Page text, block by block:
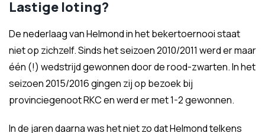
Lastige loting?
De nederlaag van Helmond in het bekertoernooi staat
niet op zichzelf. Sinds het seizoen 2010/2011 werd er maar
één (!) wedstrijd gewonnen door de rood-zwarten. In het
seizoen 2015/2016 gingen zij op bezoek bij
provinciegenoot RKC en werd er met 1-2 gewonnen.
In de jaren daarna was het niet zo dat Helmond telkens